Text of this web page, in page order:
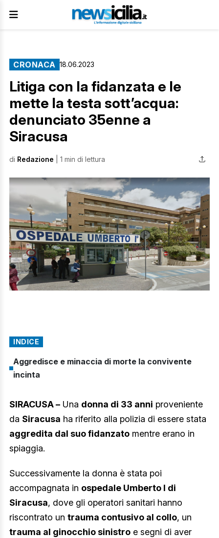
CRONACA 18.06.2023
Litiga con la fidanzata e le
mette la testa sott’acqua:
denunciato 35enne a
Siracusa
di Redazione | 1 min di lettura
INDICE
Aggredisce e minaccia di morte la convivente
incinta
SIRACUSA – Una donna di 33 anni proveniente
da Siracusa ha riferito alla polizia di essere stata
aggredita dal suo fidanzato mentre erano in
spiaggia.
Successivamente la donna è stata poi
accompagnata in ospedale Umberto I di
Siracusa, dove gli operatori sanitari hanno
riscontrato un trauma contusivo al collo, un
trauma al ginocchio sinistro e segni di aver